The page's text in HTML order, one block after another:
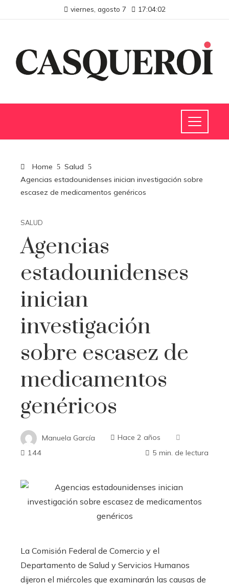
viernes, agosto 7 17:04:02
Home
Salud
Agencias estadounidenses inician investigación sobre
escasez de medicamentos genéricos
SALUD
Agencias
estadounidenses
inician
investigación
sobre escasez de
medicamentos
genéricos
Manuela García
Hace 2 años
144
5 min. de lectura
La Comisión Federal de Comercio y el
Departamento de Salud y Servicios Humanos
dijeron el miércoles que examinarán las causas de